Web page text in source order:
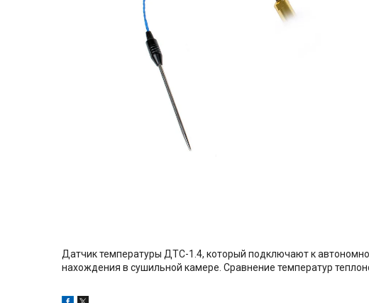
Датчик температуры ДТС-1.4, который подключают к
нахождения в сушильной камере. Сравнение температур